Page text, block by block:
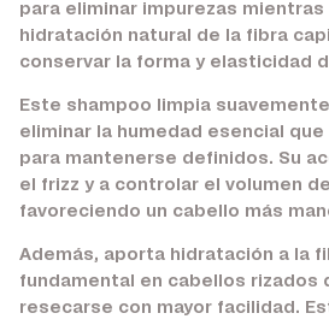
para eliminar impurezas
hidratación natural de la fibra
conservar la forma y elasticidad
Este shampoo limpia
eliminar la humedad esencial
para mantenerse definidos. Su
el frizz y a controlar el volumen
favoreciendo un cabello más
Además, aporta hidratación a la
fundamental en cabellos rizados
resecarse con mayor facilidad.